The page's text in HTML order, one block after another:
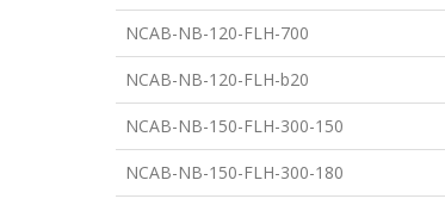
NCAB-NB-120-FLH-700
NCAB-NB-120-FLH-b20
NCAB-NB-150-FLH-300-150
NCAB-NB-150-FLH-300-180